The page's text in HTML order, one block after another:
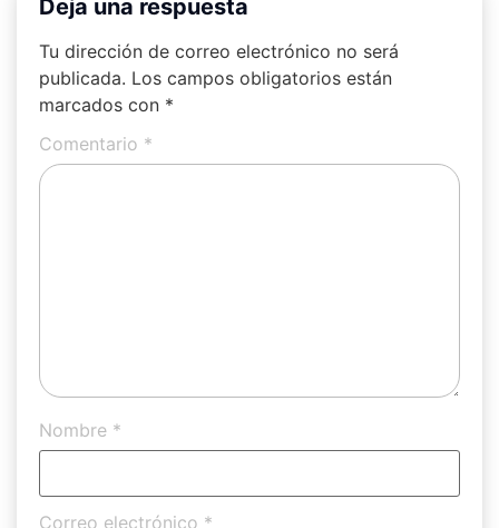
Deja una respuesta
Tu dirección de correo electrónico no será
publicada. Los campos obligatorios están
marcados con *
Comentario *
Nombre *
Correo electrónico *